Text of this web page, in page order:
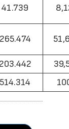
41.739
265.474
203.442
514.314